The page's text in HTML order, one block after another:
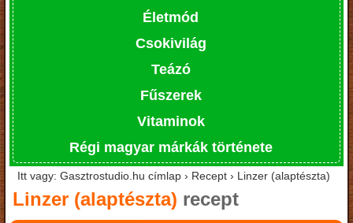
Életmód
Csokivilág
Teázó
Fűszerek
Vitaminok
Régi magyar márkák története
Itt vagy: Gasztrostudio.hu címlap › Recept › Linzer (alaptészta)
Linzer (alaptészta) recept